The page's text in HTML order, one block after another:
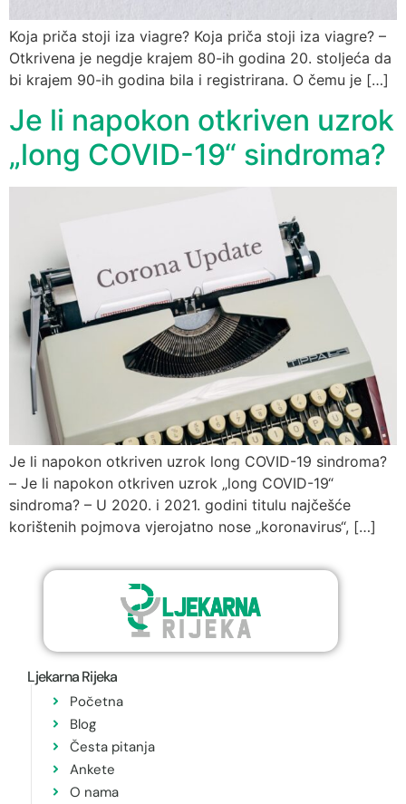
Koja priča stoji iza viagre? Koja priča stoji iza viagre? –
Otkrivena je negdje krajem 80-ih godina 20. stoljeća da
bi krajem 90-ih godina bila i registrirana. O čemu je […]
Je li napokon otkriven uzrok
„long COVID-19“ sindroma?
Je li napokon otkriven uzrok long COVID-19 sindroma?
– Je li napokon otkriven uzrok „long COVID-19“
sindroma? – U 2020. i 2021. godini titulu najčešće
korištenih pojmova vjerojatno nose „koronavirus“, […]
Ljekarna Rijeka
Početna
Blog
Česta pitanja
Ankete
O nama